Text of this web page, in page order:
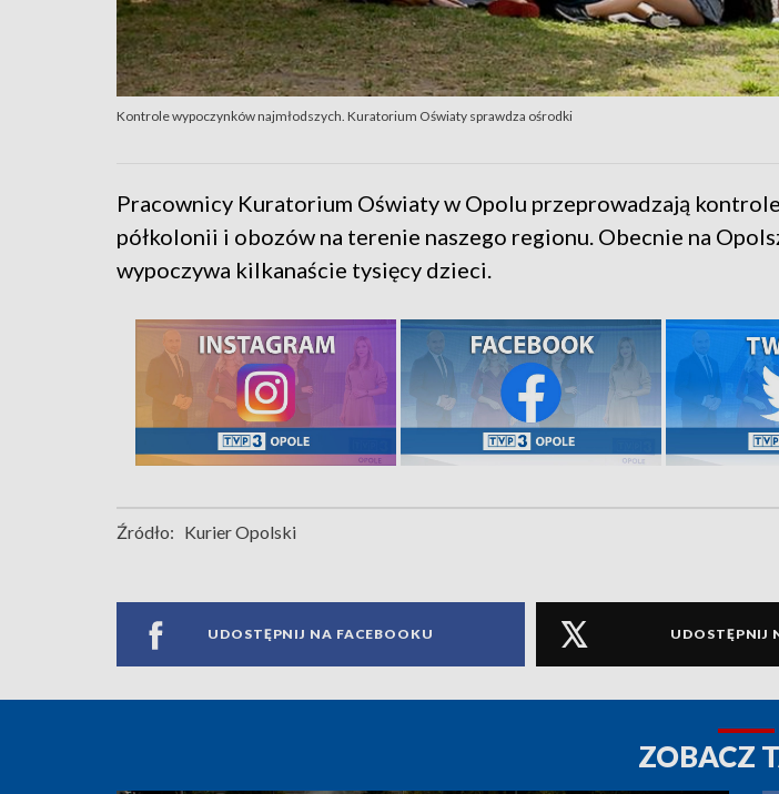
Kontrole wypoczynków najmłodszych. Kuratorium Oświaty sprawdza ośrodki
Pracownicy Kuratorium Oświaty w Opolu przeprowadzają
półkolonii i obozów na terenie naszego regionu. Obecnie na
wypoczywa kilkanaście tysięcy dzieci.
Źródło: Kurier Opolski
UDOSTĘPNIJ NA FACEBOOKU UDOSTĘPNIJ
ZOBACZ